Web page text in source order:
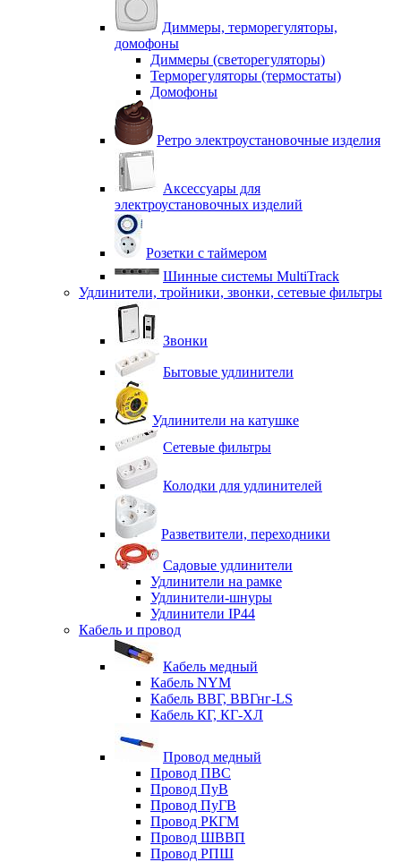
Диммеры, терморегуляторы,
домофоны
Диммеры (светорегуляторы)
Терморегуляторы (термостаты)
Домофоны
Ретро электроустановочные изделия
Аксессуары для
электроустановочных изделий
Розетки с таймером
Шинные системы MultiTrack
Удлинители, тройники, звонки, сетевые фильтры
Звонки
Бытовые удлинители
Удлинители на катушке
Сетевые фильтры
Колодки для удлинителей
Разветвители, переходники
Садовые удлинители
Удлинители на рамке
Удлинители-шнуры
Удлинители IP44
Кабель и провод
Кабель медный
Кабель NYM
Кабель ВВГ, ВВГнг-LS
Кабель КГ, КГ-ХЛ
Провод медный
Провод ПВС
Провод ПуВ
Провод ПуГВ
Провод РКГМ
Провод ШВВП
Провод РПШ